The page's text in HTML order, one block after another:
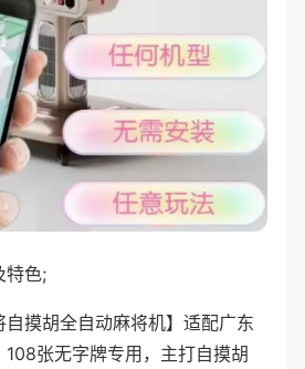
特色;
自摸胡全自动麻将机】适配广东
张无字牌专用，主打自摸胡